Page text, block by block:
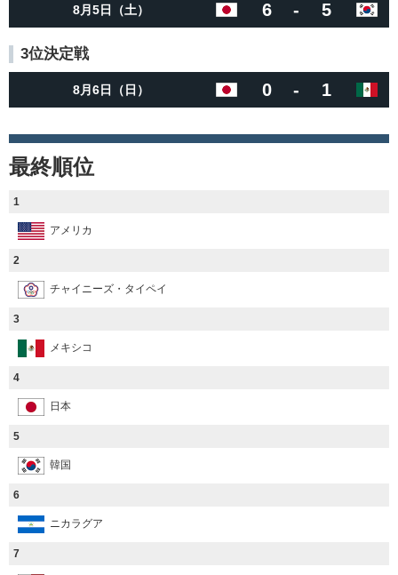
8月5日（土） 6 - 5
3位決定戦
8月6日（日） 0 - 1
最終順位
1
アメリカ
2
チャイニーズ・タイペイ
3
メキシコ
4
日本
5
韓国
6
ニカラグア
7